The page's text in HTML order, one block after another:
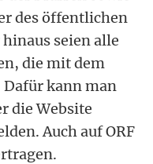
des öffentlichen
seien alle
die mit dem
kann man
die Website
Auch auf ORF